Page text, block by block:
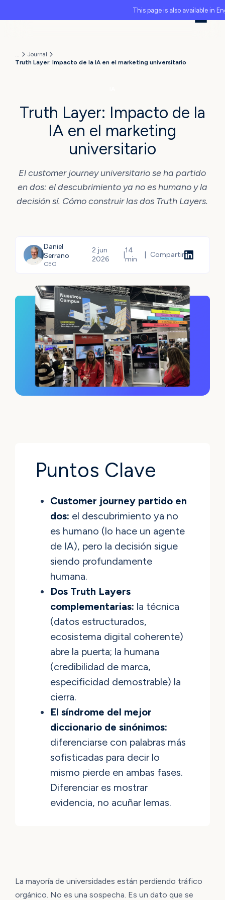
This page is also available in
...
Journal
Truth Layer: Impacto de la IA en el marketing universitario
Truth Layer: Impacto de la
IA en el marketing
universitario
El customer journey universitario se ha partido
en dos: el descubrimiento ya no es humano y la
decisión sí. Cómo construir las dos Truth Layers.
Daniel
Serrano
CEO
2 jun
2026
14
min
Compartir
Compartir
Puntos Clave
Customer journey partido en
dos: el descubrimiento ya no
es humano (lo hace un agente
de IA), pero la decisión sigue
siendo profundamente
humana.
Dos Truth Layers
complementarias: la técnica
(datos estructurados,
ecosistema digital coherente)
abre la puerta; la humana
(credibilidad de marca,
especificidad demostrable) la
cierra.
El síndrome del mejor
diccionario de sinónimos:
diferenciarse con palabras más
sofisticadas para decir lo
mismo pierde en ambas fases.
Diferenciar es mostrar
evidencia, no acuñar lemas.
La mayoría de universidades están perdiendo tráfico
orgánico. No es una sospecha. Es un dato que se